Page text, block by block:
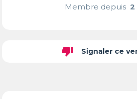
Membre depuis2
thumb_down Signaler ce